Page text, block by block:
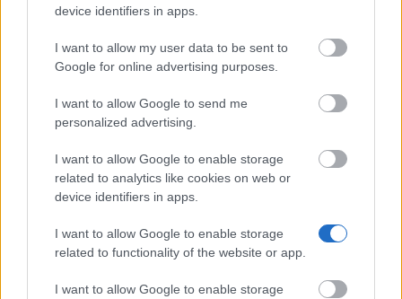
device identifiers in apps.
I want to allow my user data to be sent to
Google for online advertising purposes.
I want to allow Google to send me
personalized advertising.
I want to allow Google to enable storage
related to analytics like cookies on web or
device identifiers in apps.
I want to allow Google to enable storage
related to functionality of the website or app.
I want to allow Google to enable storage
Tester de productos en España 2026: probar productos gratis
Swagbucks opiniones España 2026: ¿paga, es fiable y cuánto
Freecash opiniones 2026: ¿paga de verdad? Análisis y
Artículos populares
(solapa activa)
Comentado